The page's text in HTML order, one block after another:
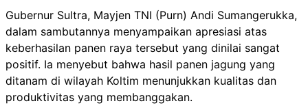
Gubernur Sultra, Mayjen TNI (Purn) Andi Sumangerukka,
dalam sambutannya menyampaikan apresiasi atas
keberhasilan panen raya tersebut yang dinilai sangat
positif. Ia menyebut bahwa hasil panen jagung yang
ditanam di wilayah Koltim menunjukkan kualitas dan
produktivitas yang membanggakan.